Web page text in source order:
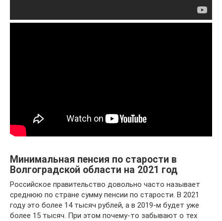
Минимальная пенсия по старости в
Волгоградской области на 2021 год
Российское правительство довольно часто называет
среднюю по стране сумму пенсии по старости. В 2021
году это более 14 тысяч рублей, а в 2019-м будет уже
более 15 тысяч. При этом почему-то забывают о тех